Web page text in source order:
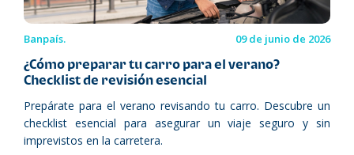
Banpaís. 09 de junio de 2026
¿Cómo preparar tu carro para el verano?
Checklist de revisión esencial
Prepárate para el verano revisando tu carro. Descubre un
checklist esencial para asegurar un viaje seguro y sin
imprevistos en la carretera.